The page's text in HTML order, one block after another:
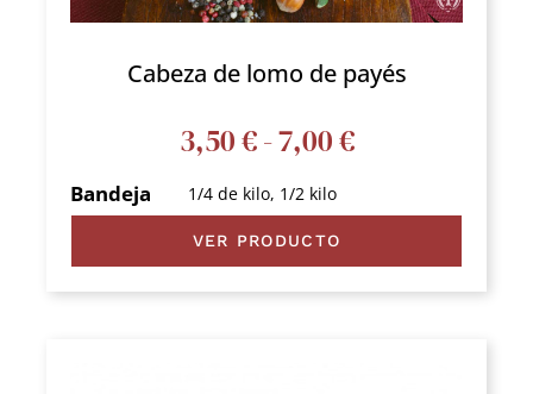
Cabeza de lomo de payés
3,50€-7,00€Rango
desde
Bandeja 1/4 de kilo, 1/2 kilo
VER PRODUCTO